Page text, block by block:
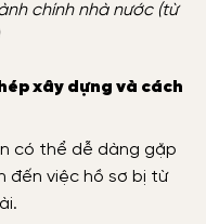
chính nhà nước (từ
xây dựng và cách
có thể dễ dàng gặp
đến việc hồ sơ bị từ